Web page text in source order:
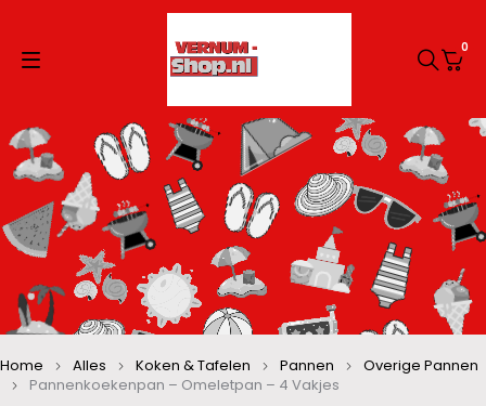
0
Home Alles Koken & Tafelen Pannen
Overige Pannen
Pannenkoekenpan – Omeletpan – 4 Vakjes